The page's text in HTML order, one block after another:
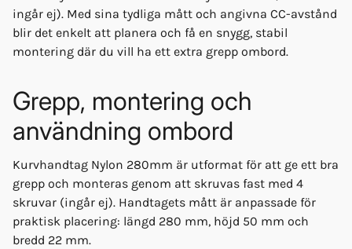
ingår ej). Med sina tydliga mått och angivna CC-avstånd
blir det enkelt att planera och få en snygg, stabil
montering där du vill ha ett extra grepp ombord.
Grepp, montering och
användning ombord
Kurvhandtag Nylon 280mm är utformat för att ge ett bra
grepp och monteras genom att skruvas fast med 4
skruvar (ingår ej). Handtagets mått är anpassade för
praktisk placering: längd 280 mm, höjd 50 mm och
bredd 22 mm.